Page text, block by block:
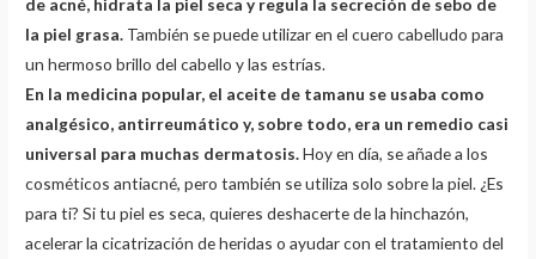
de acné, hidrata la piel seca y regula la secreción de sebo de
la piel grasa. También se puede utilizar en el cuero cabelludo para
un hermoso brillo del cabello y las estrías.
En la medicina popular, el aceite de tamanu se usaba como
analgésico, antirreumático y, sobre todo, era un remedio casi
universal para muchas dermatosis.Hoy en día, se añade a los
cosméticos antiacné, pero también se utiliza solo sobre la piel. ¿Es
para ti? Si tu piel es seca, quieres deshacerte de la hinchazón,
acelerar la cicatrización de heridas o ayudar con el tratamiento del